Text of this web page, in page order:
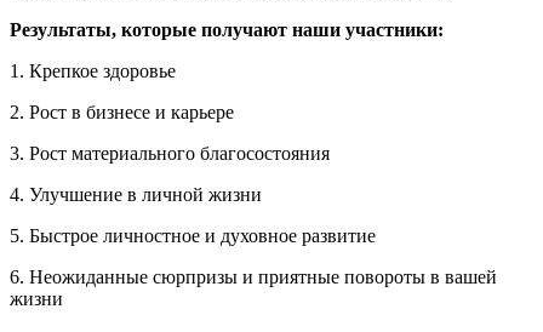
Результаты, которые получают наши участники:
1. Крепкое здоровье
2. Рост в бизнесе и карьере
3. Рост материального благосостояния
4. Улучшение в личной жизни
5. Быстрое личностное и духовное развитие
6. Неожиданные сюрпризы и приятные повороты в вашей
жизни